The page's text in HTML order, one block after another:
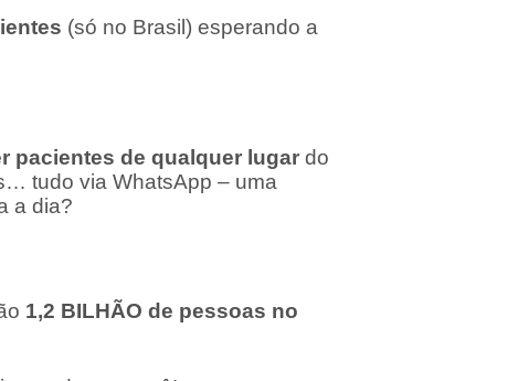
(só no Brasil) esperando a
pacientes de qualquer lugar do
tudo via WhatsApp – uma
a dia?
1,2 BILHÃO de pessoas no